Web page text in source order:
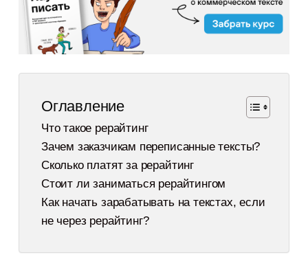
Оглавление
Что такое рерайтинг
Зачем заказчикам переписанные тексты?
Сколько платят за рерайтинг
Стоит ли заниматься рерайтингом
Как начать зарабатывать на текстах, если
не через рерайтинг?